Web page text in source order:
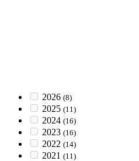
2026 (8)
2025 (11)
2024 (16)
2023 (16)
2022 (14)
2021 (11)